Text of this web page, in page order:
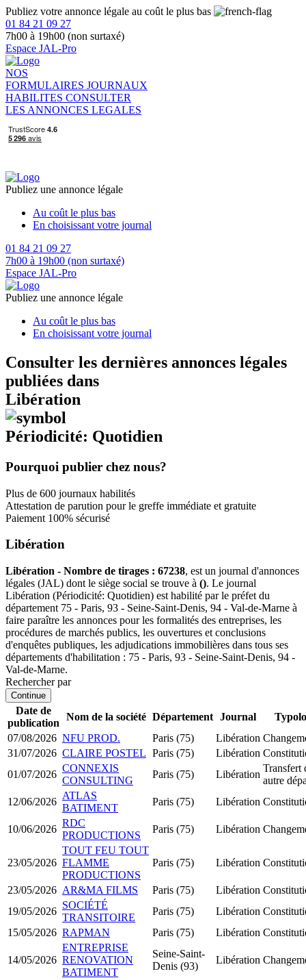
Publiez votre annonce légale au coût le plus bas
01 84 21 09 27
7h00 à 19h00 (non surtaxé)
Espace JAL-Pro
NOS
FORMULAIRES JOURNAUX
HABILITES CONSULTER
LES ANNONCES LEGALES
Publiez une annonce légale
Au coût le plus bas
En choisissant votre journal
01 84 21 09 27
7h00 à 19h00 (non surtaxé)
Espace JAL-Pro
Publiez une annonce légale
Au coût le plus bas
En choisissant votre journal
Consulter les dernières annonces légales
publiées dans
Libération
Périodicité: Quotidien
Pourquoi publier chez nous?
Plus de 600 journaux habilités
Attestation de parution pour le greffe immédiate et gratuite
Paiement 100% sécurisé
Libération
Libération - Nombre de tirages : 67238, est un journal d'annonces
légales (JAL) dont le siège social se trouve à (). Le journal
Libération (Périodicité: Quotidien) est habilité par le préfet du
département 75 - Paris, 93 - Seine-Saint-Denis, 94 - Val-de-Marne à
faire paraître les annonces pour les formalités des entreprises, les
procédures de marchés publics, les ouvertures et conclusions
d'enquêtes publiques, les adjudications immobilières dans tous ses
départements d'habilitation : 75 - Paris, 93 - Seine-Saint-Denis, 94 -
Val-de-Marne.
Rechercher par
Continue
Date de
publication
Nom de la société Département Journal
07/08/2026 NFU PROD. Paris (75) Libération
31/07/2026 CLAIRE POSTEL Paris (75) Libération
01/07/2026
CONNEXIS
CONSULTING
Paris (75) Libération
Transfert
autre
12/06/2026
ATLAS
BATIMENT
Paris (75) Libération
10/06/2026
RDC
PRODUCTIONS
Paris (75) Libération
23/05/2026
TOUT FEU TOUT
FLAMME
PRODUCTIONS
Paris (75) Libération
23/05/2026 AR&MA FILMS Paris (75) Libération
19/05/2026
SOCIÉTÉ
TRANSITOIRE
Paris (75) Libération
15/05/2026 RAPMAN Paris (75) Libération
14/05/2026
ENTREPRISE
RENOVATION
BATIMENT
Seine-Saint-
Denis (93)
Libération